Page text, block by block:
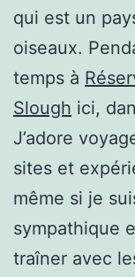
qui est un
oiseaux.
temps à
Slough ici,
J’adore
sites et
même si je
sympathique
traîner avec